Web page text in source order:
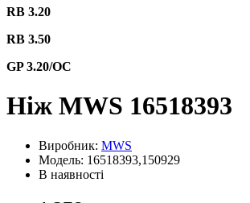
RB 3.20
RB 3.50
GP 3.20/OC
Ніж MWS 16518393
Виробник: MWS
Модель: 16518393,150929
В наявності